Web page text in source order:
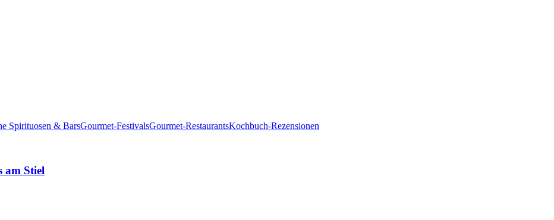
Spirituosen & BarsGourmet-FestivalsGourmet-RestaurantsKochbuch-Rezensionen
am Stiel